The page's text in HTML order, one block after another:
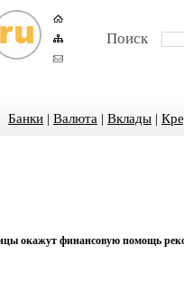
Поиск
Банки | Валюта | Вклады |
окажут финансовую помощь